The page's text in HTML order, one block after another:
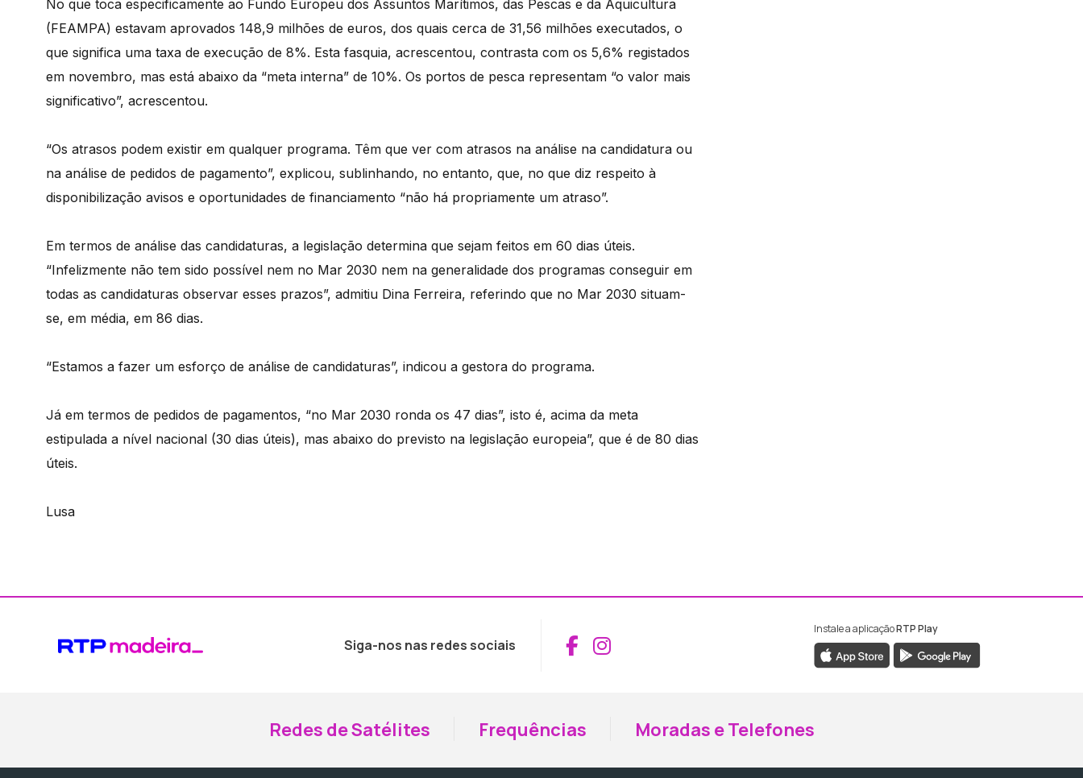
No que toca especificamente ao Fundo Europeu dos Assuntos Marítimos, das Pescas e da Aquicultura
(FEAMPA) estavam aprovados 148,9 milhões de euros, dos quais cerca de 31,56 milhões executados, o
que significa uma taxa de execução de 8%. Esta fasquia, acrescentou, contrasta com os 5,6% registados
em novembro, mas está abaixo da “meta interna” de 10%. Os portos de pesca representam “o valor mais
significativo”, acrescentou.
“Os atrasos podem existir em qualquer programa. Têm que ver com atrasos na análise na candidatura ou
na análise de pedidos de pagamento”, explicou, sublinhando, no entanto, que, no que diz respeito à
disponibilização avisos e oportunidades de financiamento “não há propriamente um atraso”.
Em termos de análise das candidaturas, a legislação determina que sejam feitos em 60 dias úteis.
“Infelizmente não tem sido possível nem no Mar 2030 nem na generalidade dos programas conseguir em
todas as candidaturas observar esses prazos”, admitiu Dina Ferreira, referindo que no Mar 2030 situam-
se, em média, em 86 dias.
“Estamos a fazer um esforço de análise de candidaturas”, indicou a gestora do programa.
Já em termos de pedidos de pagamentos, “no Mar 2030 ronda os 47 dias”, isto é, acima da meta
estipulada a nível nacional (30 dias úteis), mas abaixo do previsto na legislação europeia”, que é de 80 dias
úteis.
Lusa
Siga-nos nas redes sociais Aceder ao Facebook da RTP Madeira
Aceder ao Instagram da RTP Madeira
Instale a aplicaçãoRTP Play
Redes de Satélites Frequências Moradas e Telefones